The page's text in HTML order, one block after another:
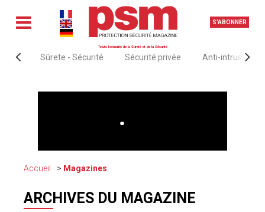
S'ABONNER
Toute l'actualité de la Sûreté et de la Sécurité
Sûrete - Sécurité Sécurité privée Anti-intrusion &
Accueil Magazines
ARCHIVES DU MAGAZINE